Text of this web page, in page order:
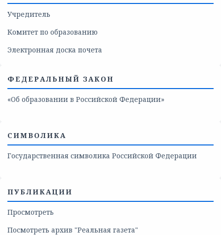
Учредитель
Комитет по образованию
Электронная доска почета
ФЕДЕРАЛЬНЫЙ ЗАКОН
«Об образовании в Российской Федерации»
СИМВОЛИКА
Государственная символика Российской Федерации
ПУБЛИКАЦИИ
Просмотреть
Посмотреть архив "Реальная газета"